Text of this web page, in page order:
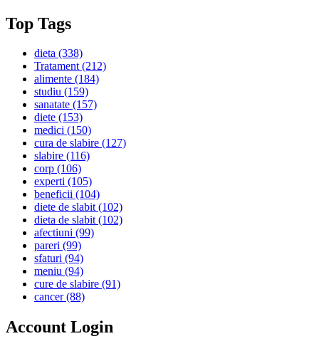
Top Tags
dieta (338)
Tratament(212)
alimente (184)
studiu (159)
sanatate (157)
diete (153)
medici (150)
cura de slabire (127)
slabire (116)
corp (106)
experti (105)
beneficii (104)
diete de slabit(102)
dieta de slabit(102)
afectiuni (99)
pareri (99)
sfaturi (94)
meniu (94)
cure de slabire (91)
cancer(88)
Account Login